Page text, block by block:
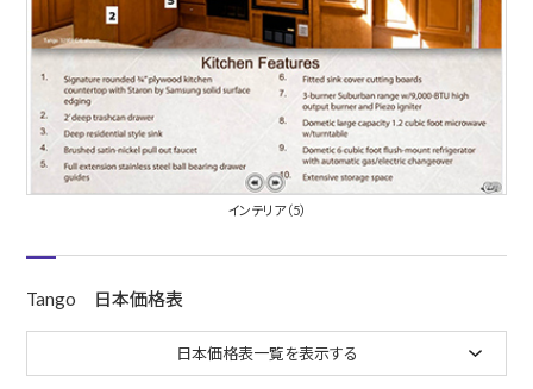
インテリア（5）
Tango 日本価格表
日本価格表一覧を表示する